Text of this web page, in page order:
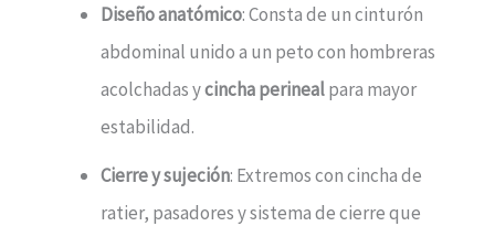
Diseño anatómico: Consta de un cinturón
abdominal unido a un peto con hombreras
acolchadas ycincha perinealpara mayor
estabilidad.
Cierre y sujeción: Extremos con cincha de
ratier, pasadores y sistema de cierre que